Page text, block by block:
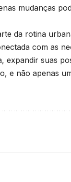
mudanças
da rotina
com as
expandir suas
e não apenas